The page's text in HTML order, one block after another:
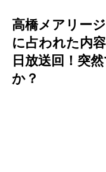
高橋メアリー
に占われた内
日放送回！突
か？